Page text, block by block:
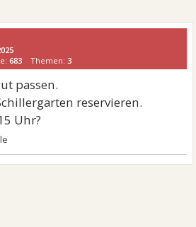
683 Themen: 3
passen.
reservieren.
Uhr?